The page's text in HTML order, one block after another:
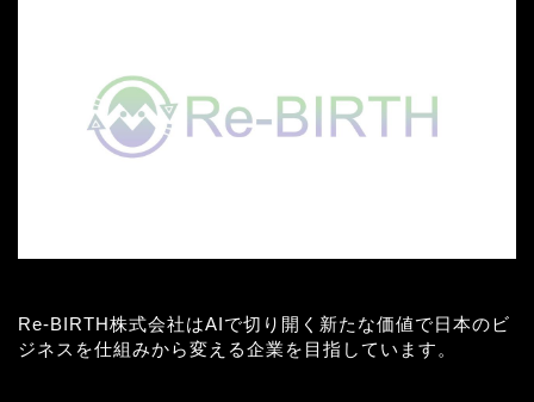
Re-BIRTH株式会社はAIで切り開く新たな価値で日本のビ
ジネスを仕組みから変える企業を目指しています。